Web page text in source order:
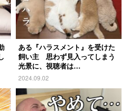
ある『ハラスメント』を受けた
飼い主 思わず見入ってしまう
光景に、視聴者は…
2024.09.02